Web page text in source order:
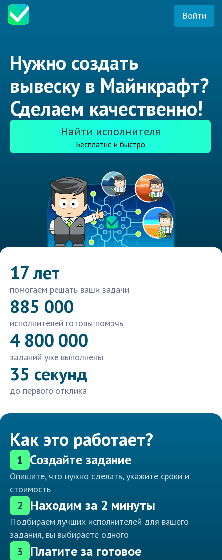
Войти
Нужно создать
вывеску в Майнкрафт?
Сделаем качественно!
Найти исполнителя
Бесплатно и быстро
17 лет
помогаем решать ваши задачи
885 000
исполнителей готовы помочь
4 800 000
заданий уже выполнены
35 секунд
до первого отклика
Как это работает?
1 Создайте задание
Опишите, что нужно сделать, укажите сроки и
стоимость
2 Находим за 2 минуты
Подбираем лучших исполнителей для вашего
задания, вы выбираете одного
3 Платите за готовое